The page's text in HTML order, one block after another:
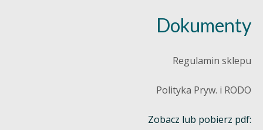
Dokumenty
Regulamin sklepu
Polityka Pryw. i RODO
Zobacz lub pobierz pdf: